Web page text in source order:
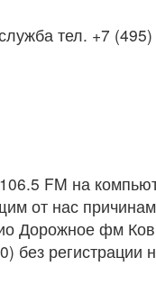
тел. +7
FM на
от нас
Дорожное фм
без регистрации